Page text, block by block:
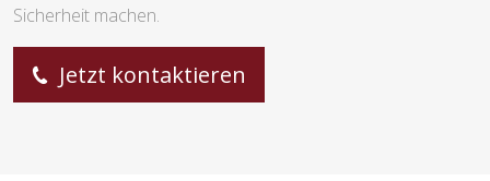
Sicherheit machen.
Jetzt kontaktieren